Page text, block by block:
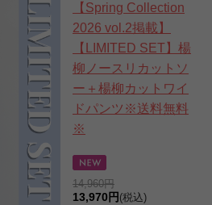
【Spring Collection
2026 vol.2掲載】
【LIMITED SET】楊
柳ノースリカットソ
ー＋楊柳カットワイ
ドパンツ※送料無料
※
14,960円
13,970円 (税込)